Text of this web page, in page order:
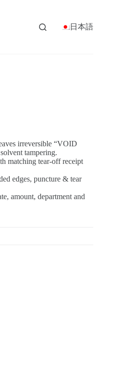
日本語
irreversible “VOID
tampering.
matching tear-off receipt
edges, puncture & tear
amount, department and